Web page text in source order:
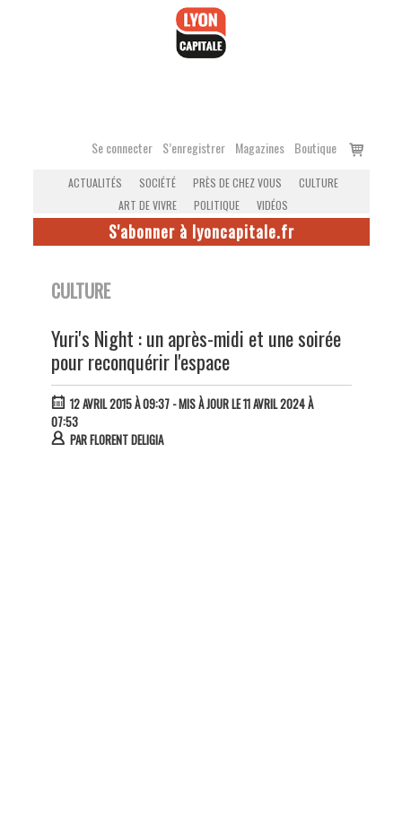
Se connecter S’enregistrer Magazines Boutique
Voir
ACTUALITÉS SOCIÉTÉ PRÈS DE CHEZ VOUS
CULTURE
ART DE VIVRE
POLITIQUE VIDÉOS
S'abonner à lyoncapitale.fr
CULTURE
Yuri's Night : un après-midi et une soirée
pour reconquérir l'espace
12 AVRIL 2015 À 09:37- MIS À JOUR LE 11 AVRIL 2024 À
07:53
PARFLORENT DELIGIA